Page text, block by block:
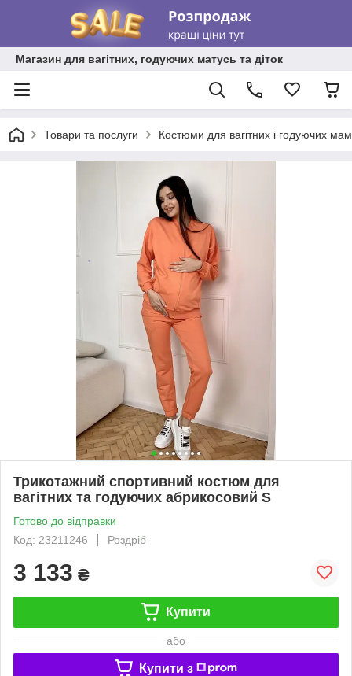
Магазин для вагітних, годуючих матусь та діток
Товари та послуги Костюми для вагітних і годуючих мам
Трикотажний спортивний костюм для
вагітних та годуючих абрикосовий S
Готово до відправки
Код: 23211246
Роздріб
3 133 ₴
Купити
або
Купити з